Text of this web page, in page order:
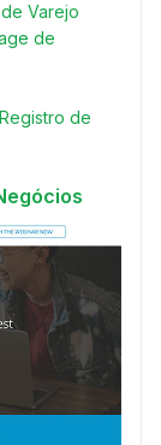
Varejo
de
de